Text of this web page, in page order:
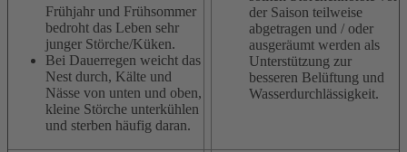
Frühjahr und Frühsommer
bedroht das Leben sehr
junger Störche/Küken.
Bei Dauerregen weicht das
Nest durch, Kälte und
Nässe von unten und oben,
kleine Störche unterkühlen
und sterben häufig daran.
der Saison teilweise
abgetragen und / oder
ausgeräumt werden als
Unterstützung zur
besseren Belüftung und
Wasserdurchlässigkeit.